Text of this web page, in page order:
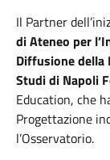
Il Partner
di Ateneo per
Diffusione della
Studi di Napoli
Education, che
Progettazione
l’Osservatorio.